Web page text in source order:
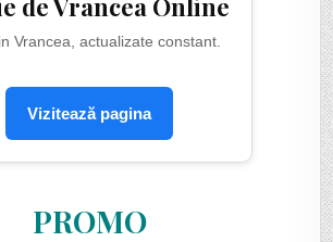
Vrancea, actualizate constant.
Vizitează pagina
PROMO